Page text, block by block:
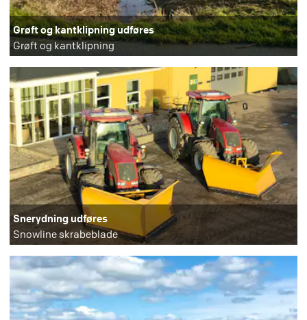
Grøft og kantklipning udføres
Grøft og kantklipning
Snerydning udføres
Snowline skrabeblade